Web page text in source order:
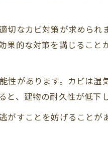
なカビ対策が求めら
的な対策を講じるこ
があります。カビは
、建物の耐久性が低下
すことを妨げること